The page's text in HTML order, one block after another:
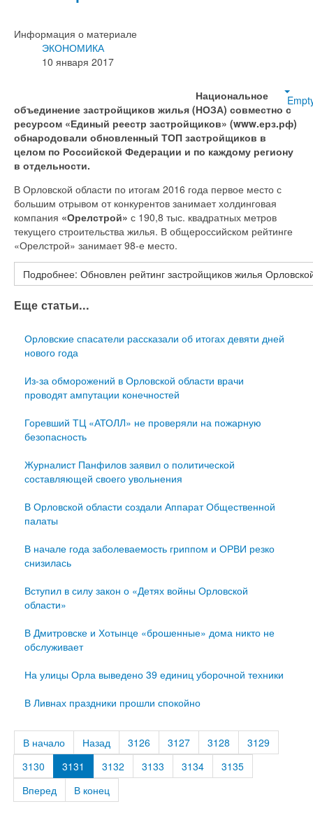
Информация о материале
ЭКОНОМИКА
10 января 2017
Национальное
объединение застройщиков жилья (НОЗА) совместно с
ресурсом «Единый реестр застройщиков» (www.ерз.рф)
обнародовали обновленный ТОП застройщиков в
целом по Российской Федерации и по каждому региону
в отдельности.
В Орловской области по итогам 2016 года первое место с
большим отрывом от конкурентов занимает холдинговая
компания «Орелстрой» с 190,8 тыс. квадратных метров
текущего строительства жилья. В общероссийском рейтинге
«Орелстрой» занимает 98-е место.
Подробнее: Обновлен рейтинг застройщиков жилья
Еще статьи...
Орловские спасатели рассказали об итогах девяти дней
нового года
Из-за обморожений в Орловской области врачи
проводят ампутации конечностей
Горевший ТЦ «АТОЛЛ» не проверяли на пожарную
безопасность
Журналист Панфилов заявил о политической
составляющей своего увольнения
В Орловской области создали Аппарат Общественной
палаты
В начале года заболеваемость гриппом и ОРВИ резко
снизилась
Вступил в силу закон о «Детях войны Орловской
области»
В Дмитровске и Хотынце «брошенные» дома никто не
обслуживает
На улицы Орла выведено 39 единиц уборочной техники
В Ливнах праздники прошли спокойно
В начало Назад 3126 3127 3128
3129
3130
3131 3132 3133 3134
3135
Вперед
В конец